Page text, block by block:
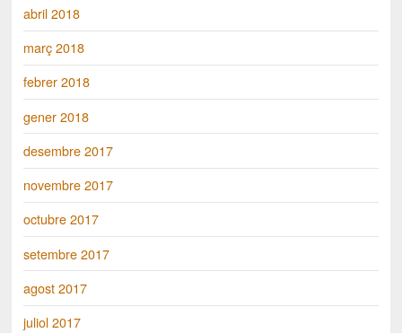
abril 2018
març 2018
febrer 2018
gener 2018
desembre 2017
novembre 2017
octubre 2017
setembre 2017
agost 2017
juliol 2017